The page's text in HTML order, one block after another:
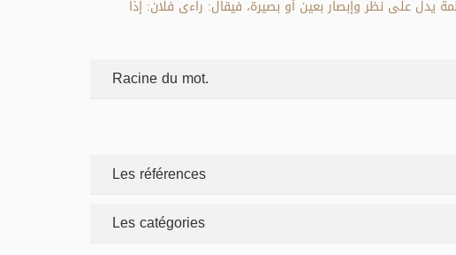
يدل على نظر وإبصار بعين أو بصيرة، فيقال: راءى فلان: إذا
Racine du mot.
Les références
Les catégories